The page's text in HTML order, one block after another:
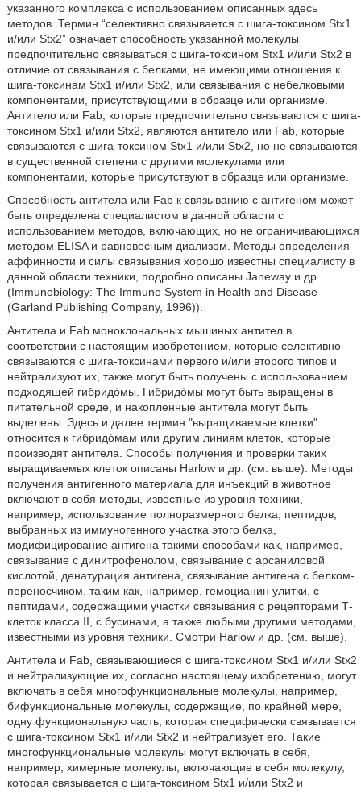
указанного комплекса с использованием описанных здесь
методов. Термин “селективно связывается с шига-токсином Stx1
и/или Stx2” означает способность указанной молекулы
предпочтительно связываться с шига-токсином Stx1 и/или Stx2 в
отличие от связывания с белками, не имеющими отношения к
шига-токсинам Stx1 и/или Stx2, или связывания с небелковыми
компонентами, присутствующими в образце или организме.
Антитело или Fab, которые предпочтительно связываются с шига-
токсином Stx1 и/или Stx2, являются антитело или Fab, которые
связываются с шига-токсином Stx1 и/или Stx2, но не связываются
в существенной степени с другими молекулами или
компонентами, которые присутствуют в образце или организме.
Способность антитела или Fab к связыванию с антигеном может
быть определена специалистом в данной области с
использованием методов, включающих, но не ограничивающихся
методом ELISA и равновесным диализом. Методы определения
аффинности и силы связывания хорошо известны специалисту в
данной области техники, подробно описаны Janeway и др.
(Immunobiology: The Immune System in Health and Disease
(Garland Publishing Company, 1996)).
Антитела и Fab моноклональных мышиных антител в
соответствии с настоящим изобретением, которые селективно
связываются с шига-токсинами первого и/или второго типов и
нейтрализуют их, также могут быть получены с использованием
подходящей гибридόмы. Гибридόмы могут быть выращены в
питательной среде, и накопленные антитела могут быть
выделены. Здесь и далее термин "выращиваемые клетки"
относится к гибридόмам или другим линиям клеток, которые
производят антитела. Способы получения и проверки таких
выращиваемых клеток описаны Harlow и др. (см. выше). Методы
получения антигенного материала для инъекций в животное
включают в себя методы, известные из уровня техники,
например, использование полноразмерного белка, пептидов,
выбранных из иммуногенного участка этого белка,
модифицирование антигена такими способами как, например,
связывание с динитрофенолом, связывание с арсаниловой
кислотой, денатурация антигена, связывание антигена с белком-
переносчиком, таким как, например, гемоцианин улитки, с
пептидами, содержащими участки связывания с рецепторами Т-
клеток класса II, с бусинами, а также любыми другими методами,
известными из уровня техники. Смотри Harlow и др. (см. выше).
Антитела и Fab, связывающиеся с шига-токсином Stx1 и/или Stx2
и нейтрализующие их, согласно настоящему изобретению, могут
включать в себя многофункциональные молекулы, например,
бифункциональные молекулы, содержащие, по крайней мере,
одну функциональную часть, которая специфически связывается
с шига-токсином Stx1 и/или Stx2 и нейтрализует его. Такие
многофункциональные молекулы могут включать в себя,
например, химерные молекулы, включающие в себя молекулу,
которая связывается с шига-токсином Stx1 и/или Stx2 и